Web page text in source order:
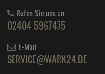
Rufen Sie uns an
02404 5967475
E-Mail
SERVICE@WARK24.DE